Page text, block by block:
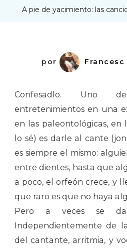
A pie de yacimiento: las
por Francesc
Confesadlo. Uno
entretenimientos en una
en las paleontológicas, en
lo sé) es darle al cante
es siempre el mismo:
entre dientes, hasta que
a poco, el orfeón crece, y
que raro es que no haya
Pero a veces se
Independientemente de
del cantante, arritmia, y